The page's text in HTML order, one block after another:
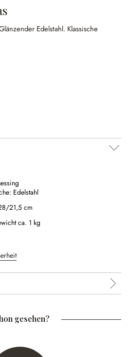
Edelstahl. Klassische
Edelstahl
21,5 cm
ca. 1 kg
gesehen?